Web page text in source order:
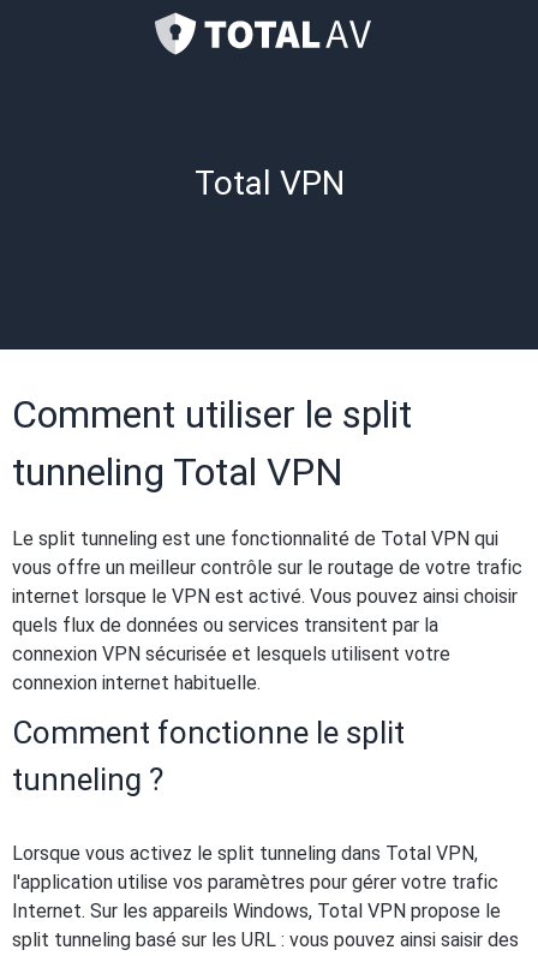
Total VPN
Comment utiliser le split
tunneling Total VPN
Le split tunneling est une fonctionnalité de Total VPN qui
vous offre un meilleur contrôle sur le routage de votre trafic
internet lorsque le VPN est activé. Vous pouvez ainsi choisir
quels flux de données ou services transitent par la
connexion VPN sécurisée et lesquels utilisent votre
connexion internet habituelle.
Comment fonctionne le split
tunneling ?
Lorsque vous activez le split tunneling dans Total VPN,
l'application utilise vos paramètres pour gérer votre trafic
Internet. Sur les appareils Windows, Total VPN propose le
split tunneling basé sur les URL : vous pouvez ainsi saisir des